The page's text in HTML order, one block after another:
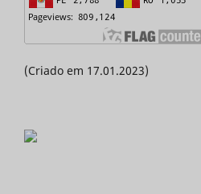
(Criado em 17.01.2023)